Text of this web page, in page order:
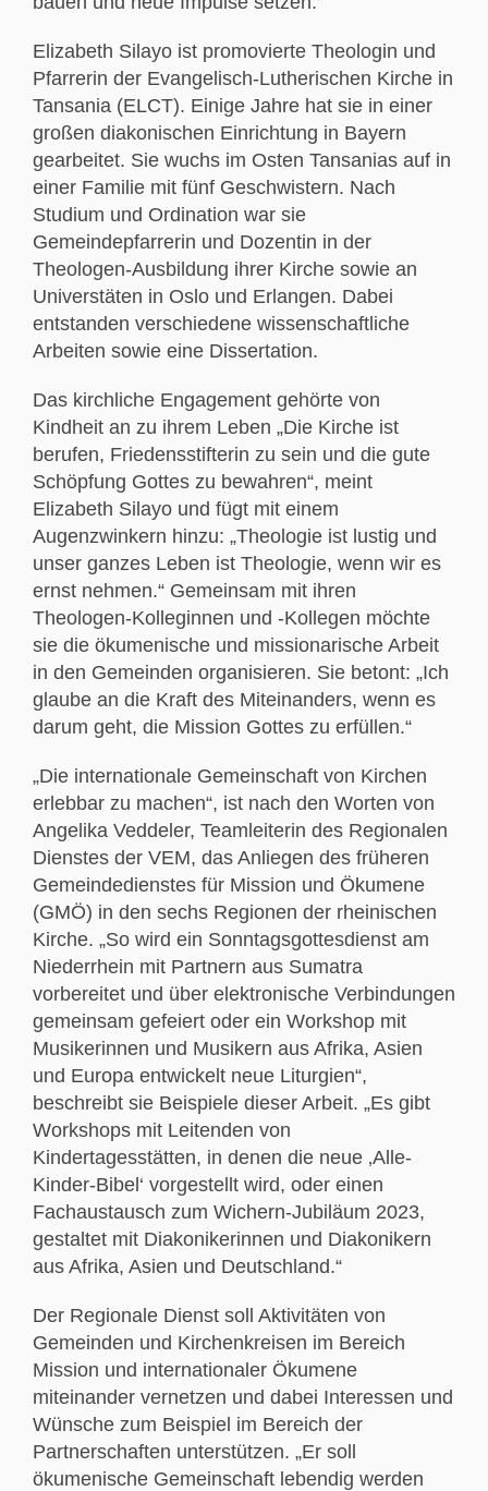
Elizabeth Silayo ist promovierte Theologin und
Pfarrerin der Evangelisch-Lutherischen Kirche in
Tansania (ELCT). Einige Jahre hat sie in einer
großen diakonischen Einrichtung in Bayern
gearbeitet. Sie wuchs im Osten Tansanias auf in
einer Familie mit fünf Geschwistern. Nach
Studium und Ordination war sie
Gemeindepfarrerin und Dozentin in der
Theologen-Ausbildung ihrer Kirche sowie an
Universtäten in Oslo und Erlangen. Dabei
entstanden verschiedene wissenschaftliche
Arbeiten sowie eine Dissertation.
Das kirchliche Engagement gehörte von
Kindheit an zu ihrem Leben „Die Kirche ist
berufen, Friedensstifterin zu sein und die gute
Schöpfung Gottes zu bewahren“, meint
Elizabeth Silayo und fügt mit einem
Augenzwinkern hinzu: „Theologie ist lustig und
unser ganzes Leben ist Theologie, wenn wir es
ernst nehmen.“ Gemeinsam mit ihren
Theologen-Kolleginnen und -Kollegen möchte
sie die ökumenische und missionarische Arbeit
in den Gemeinden organisieren. Sie betont: „Ich
glaube an die Kraft des Miteinanders, wenn es
darum geht, die Mission Gottes zu erfüllen.“
„Die internationale Gemeinschaft von Kirchen
erlebbar zu machen“, ist nach den Worten von
Angelika Veddeler, Teamleiterin des Regionalen
Dienstes der VEM, das Anliegen des früheren
Gemeindedienstes für Mission und Ökumene
(GMÖ) in den sechs Regionen der rheinischen
Kirche. „So wird ein Sonntagsgottesdienst am
Niederrhein mit Partnern aus Sumatra
vorbereitet und über elektronische Verbindungen
gemeinsam gefeiert oder ein Workshop mit
Musikerinnen und Musikern aus Afrika, Asien
und Europa entwickelt neue Liturgien“,
beschreibt sie Beispiele dieser Arbeit. „Es gibt
Workshops mit Leitenden von
Kindertagesstätten, in denen die neue ‚Alle-
Kinder-Bibel‘ vorgestellt wird, oder einen
Fachaustausch zum Wichern-Jubiläum 2023,
gestaltet mit Diakonikerinnen und Diakonikern
aus Afrika, Asien und Deutschland.“
Der Regionale Dienst soll Aktivitäten von
Gemeinden und Kirchenkreisen im Bereich
Mission und internationaler Ökumene
miteinander vernetzen und dabei Interessen und
Wünsche zum Beispiel im Bereich der
Partnerschaften unterstützen. „Er soll
ökumenische Gemeinschaft lebendig werden